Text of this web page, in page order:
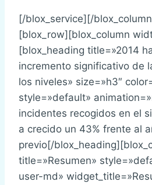
[/blox_service][/
[blox_row][blox_column
[blox_heading title=»2014
incremento significativo de
los niveles» size=»h3″
style=»default»
incidentes recogidos en el
a crecido un 43% frente al
previo[/
title=»Resumen»
user-md»